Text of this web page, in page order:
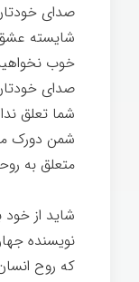
صدای
شایسته عشق
خوب
صدای
شما تعلق
شمن دورک
متعلق به
شاید از
نویسنده
که روح